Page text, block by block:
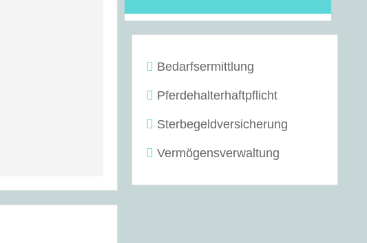
Bedarfsermittlung
Pferdehalterhaftpflicht
Sterbegeldversicherung
Vermögensverwaltung